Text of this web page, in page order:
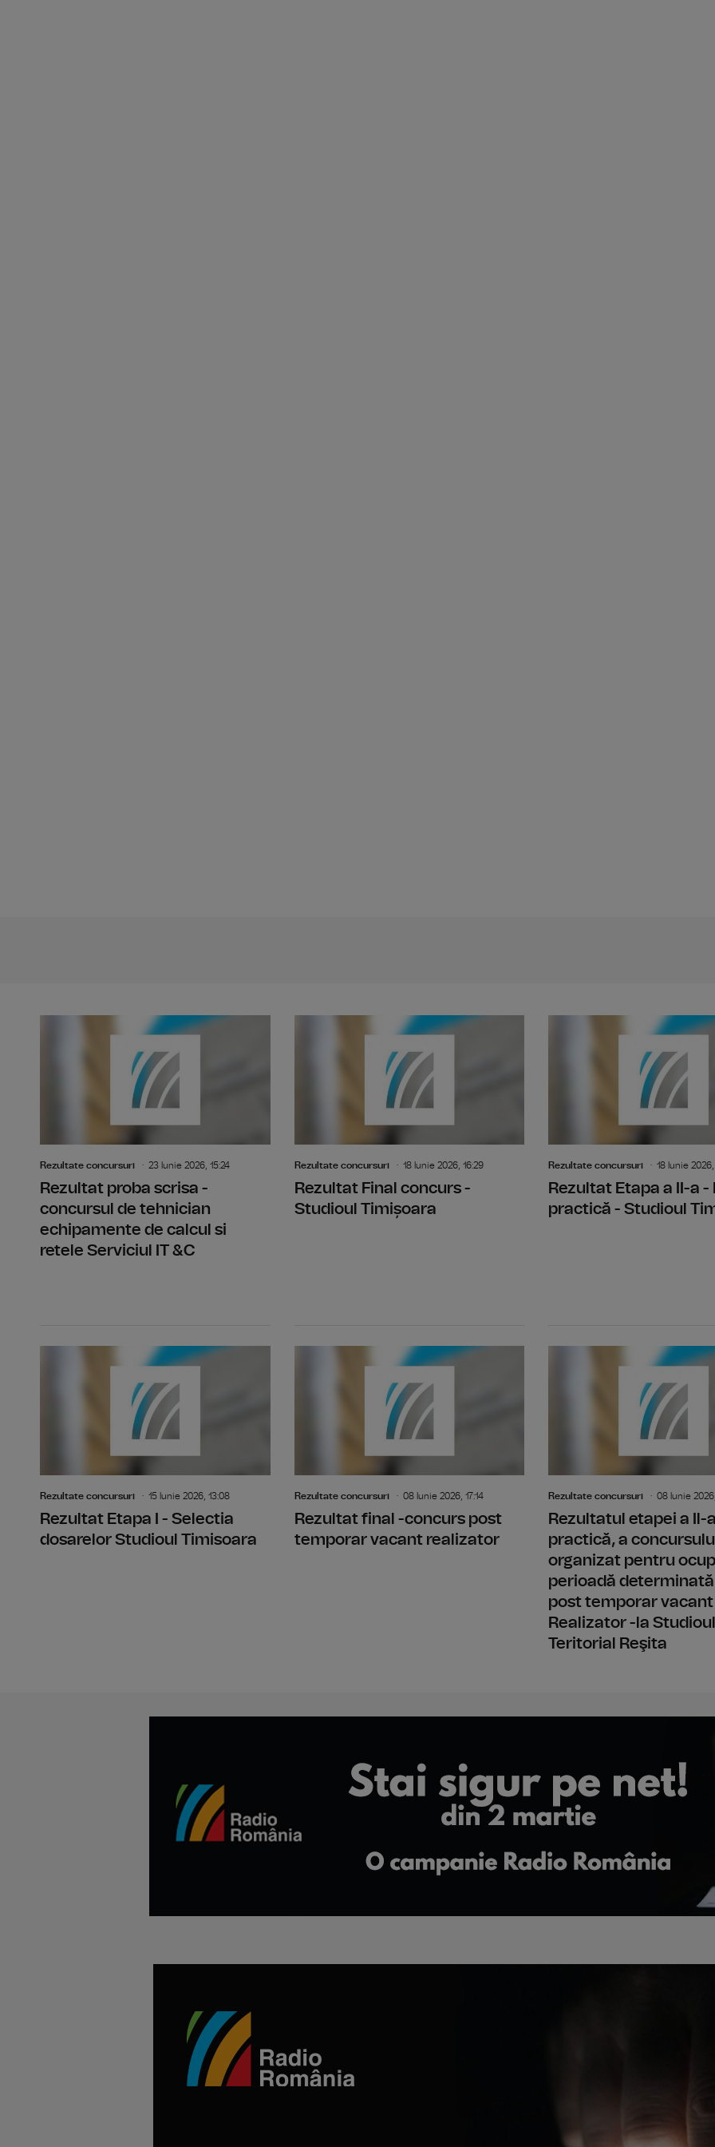
Rezultate concursuri 23 Iunie 2026, 15:24
Rezultat proba scrisa -
concursul de tehnician
echipamente de calcul si
retele Serviciul IT &C
Rezultat proba scrisa - concursul de
Rezultate concursuri 18 Iunie 2026, 16:29
Rezultat Final concurs -
Studioul Timișoara
Rezultate concursuri 18 Iunie 2026,
Rezultat Etapa a II-a -
practică - Studioul
Rezultate concursuri 15 Iunie 2026, 13:08
Rezultat Etapa I - Selectia
dosarelor Studioul Timisoara
Rezultate concursuri 08 Iunie 2026, 17:14
Rezultat final -concurs post
temporar vacant realizator
Rezultate concursuri 08 Iunie
Rezultatul etapei a Il-
practică, a
organizat pentru
perioadă determinată
post temporar vacant
Realizator -la Studioul
Teritorial Reşita